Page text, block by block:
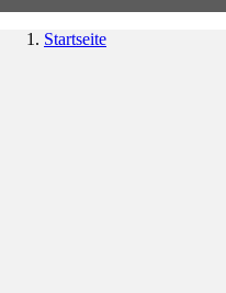
Startseite